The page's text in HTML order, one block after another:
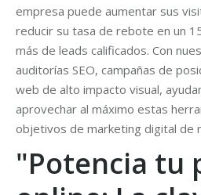
empresa puede aumentar sus
reducir su tasa de rebote en un
más de leads calificados. Con
auditorías SEO, campañas de
web de alto impacto visual,
aprovechar al máximo estas
objetivos de marketing digital de
"Potencia tu